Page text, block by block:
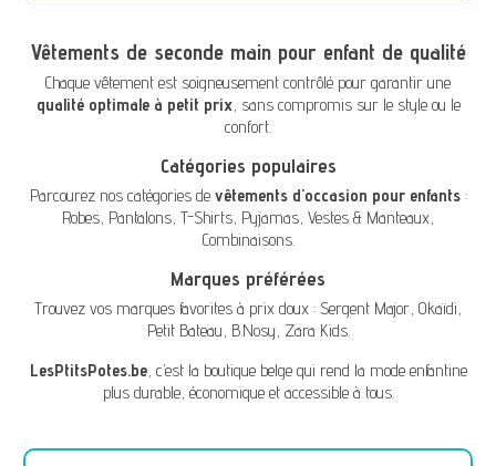
Vêtements de seconde main pour enfant de qualité
Chaque vêtement est soigneusement contrôlé pour garantir une
qualité optimale à petit prix, sans compromis sur le style ou le
confort.
Catégories populaires
Parcourez nos catégories de vêtements d'occasion pour enfants:
Robes, Pantalons, T-Shirts, Pyjamas, Vestes & Manteaux,
Combinaisons.
Marques préférées
Trouvez vos marques favorites à prix doux : Sergent Major, Okaïdi,
Petit Bateau, B.Nosy, Zara Kids.
LesPtitsPotes.be, c’est la boutique belge qui rend la mode enfantine
plus durable, économique et accessible à tous.